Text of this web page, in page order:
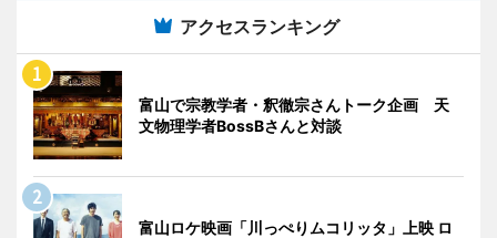
アクセスランキング
富山で宗教学者・釈徹宗さんトーク企画 天
文物理学者BossBさんと対談
富山ロケ映画「川っぺりムコリッタ」上映 ロ